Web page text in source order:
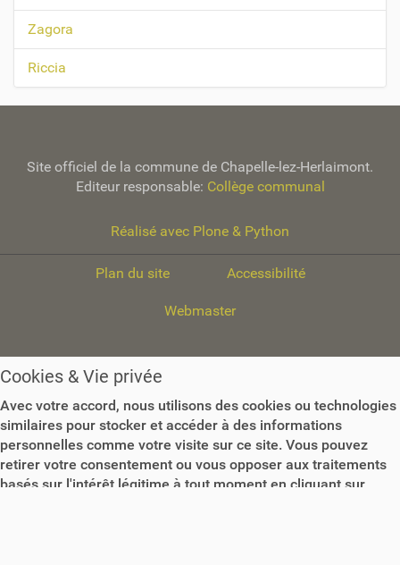
Zagora
Riccia
Site officiel de la commune de Chapelle-lez-Herlaimont.
Editeur responsable: Collège communal
Réalisé avec Plone & Python
Plan du site Accessibilité
Webmaster
Cookies & Vie privée
Avec votre accord, nous utilisons des cookies ou technologies
similaires pour stocker et accéder à des informations
personnelles comme votre visite sur ce site. Vous pouvez
retirer votre consentement ou vous opposer aux traitements
basés sur l'intérêt légitime à tout moment en cliquant sur